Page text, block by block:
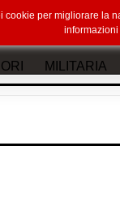
MILITARIA
per migliorare la
informazioni